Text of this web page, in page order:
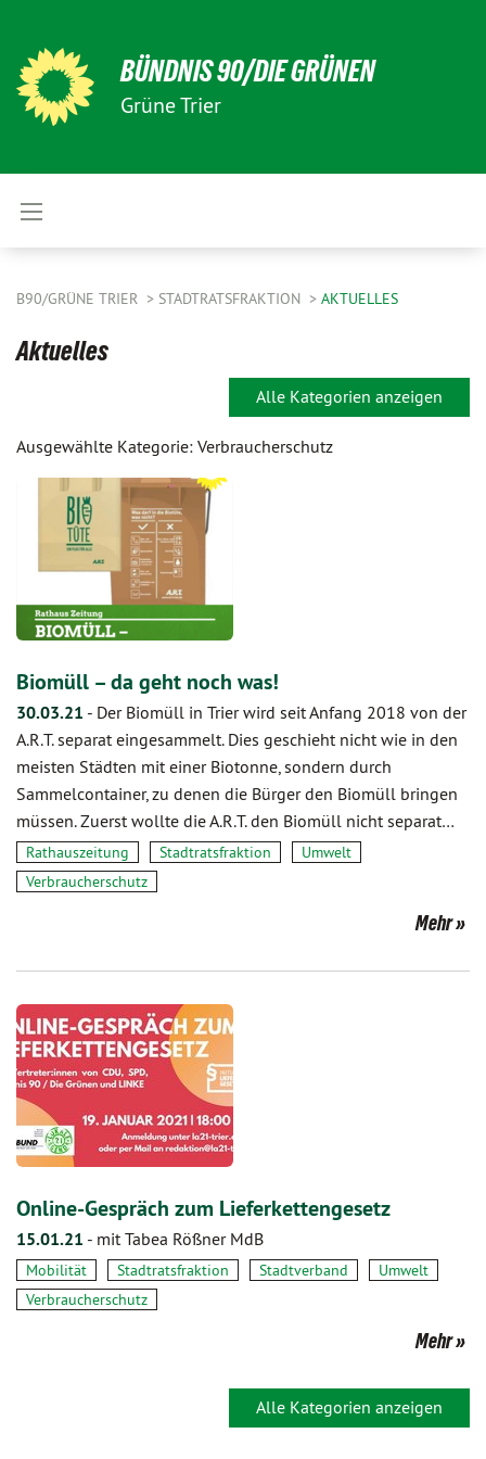
BÜNDNIS 90/DIE GRÜNEN
Grüne Trier
B90/GRÜNE TRIER STADTRATSFRAKTION AKTUELLES
Aktuelles
Alle Kategorien anzeigen
Ausgewählte Kategorie: Verbraucherschutz
Biomüll – da geht noch was!
30.03.21 - Der Biomüll in Trier wird seit Anfang 2018 von der
A.R.T. separat eingesammelt. Dies geschieht nicht wie in den
meisten Städten mit einer Biotonne, sondern durch
Sammelcontainer, zu denen die Bürger den Biomüll bringen
müssen. Zuerst wollte die A.R.T. den Biomüll nicht separat…
Rathauszeitung Stadtratsfraktion
Umwelt
Verbraucherschutz
Mehr
Online-Gespräch zum Lieferkettengesetz
15.01.21 - mit Tabea Rößner MdB
Mobilität Stadtratsfraktion Stadtverband
Umwelt
Verbraucherschutz
Mehr
Alle Kategorien anzeigen